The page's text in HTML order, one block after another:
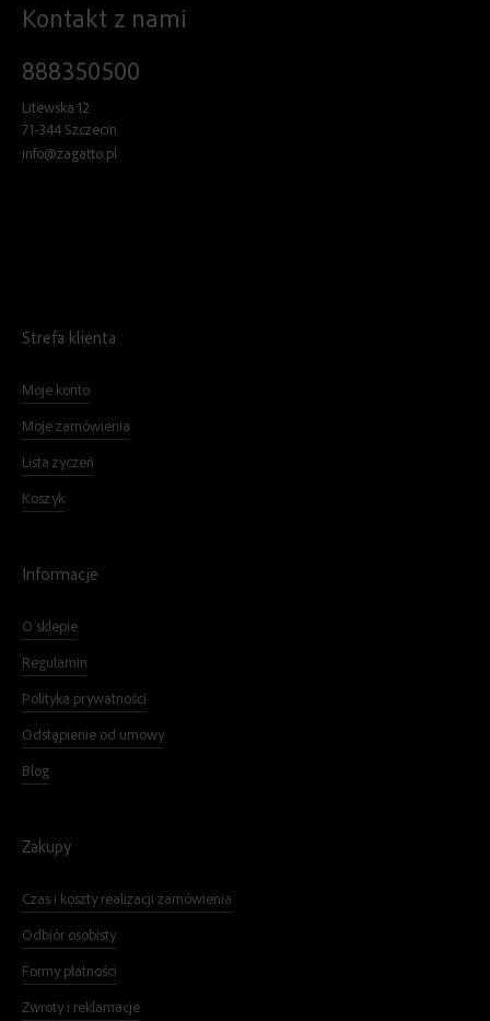
Kontakt z nami
888350500
Litewska 12
71-344 Szczecin
info@zagatto.pl
Strefa klienta
Moje konto
Moje zamówienia
Lista życzeń
Koszyk
Informacje
O sklepie
Regulamin
Polityka prywatności
Odstąpienie od umowy
Blog
Zakupy
Czas i koszty realizacji zamówienia
Odbiór osobisty
Formy płatności
Zwroty i reklamacje